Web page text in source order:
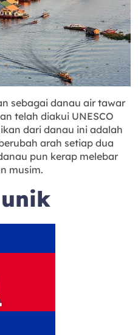
sebagai danau air tawar
telah diakui UNESCO
dari danau ini adalah
arah setiap dua
pun kerap melebar
musim.